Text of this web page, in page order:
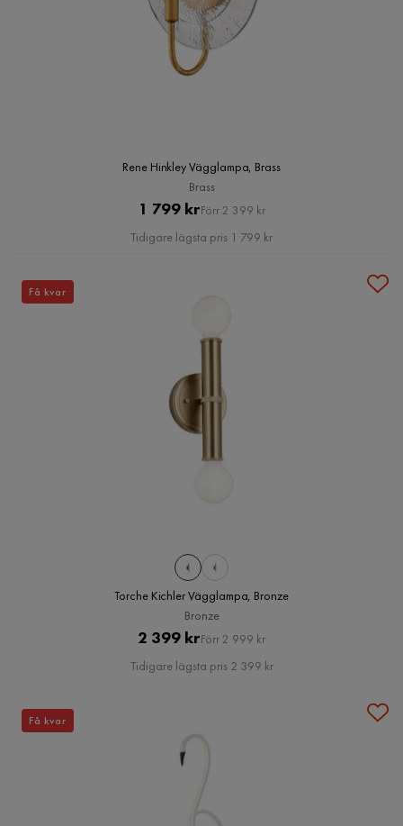
Rene Hinkley Vägglampa, Brass
Brass
Pris
1 799 krOriginal
Pris
Förr 2 399 kr
Tidigare lägsta pris 1 799 kr
Torche Kichler Vägglampa, Bronze
Bronze
Pris
2 399 krOriginal
Pris
Förr 2 999 kr
Tidigare lägsta pris 2 399 kr
Få kvar
Få kvar